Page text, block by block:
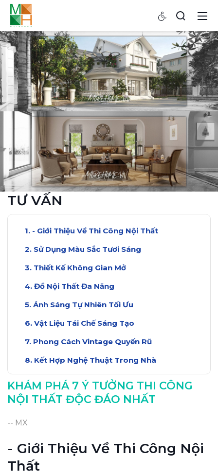
TƯ VẤN
- Giới Thiệu Về Thi Công Nội Thất
Sử Dụng Màu Sắc Tươi Sáng
Thiết Kế Không Gian Mở
Đồ Nội Thất Đa Năng
Ánh Sáng Tự Nhiên Tối Ưu
Vật Liệu Tái Chế Sáng Tạo
Phong Cách Vintage Quyến Rũ
Kết Hợp Nghệ Thuật Trong Nhà
Tạo Điểm Nhấn Với Gương
Kết Luận: Ý Tưởng Độc Đáo Cho Bạn
KHÁM PHÁ 7 Ý TƯỞNG THI CÔNG
NỘI THẤT ĐỘC ĐÁO NHẤT
-- MX
- Giới Thiệu Về Thi Công Nội
Thất